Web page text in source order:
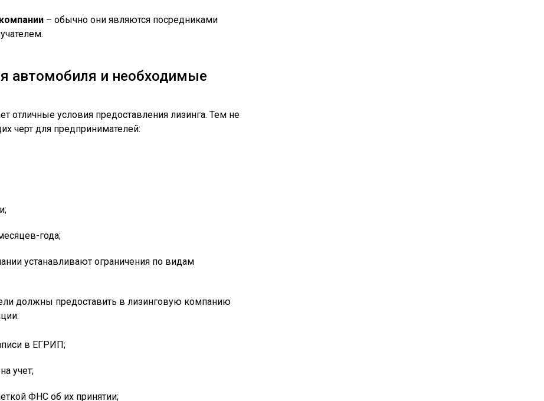
– обычно они являются посредниками
автомобиля и необходимые
отличные условия предоставления лизинга. Тем не
черт для предпринимателей:
года;
устанавливают ограничения по видам
должны предоставить в лизинговую компанию
в ЕГРИП;
учет;
ФНС об их принятии;